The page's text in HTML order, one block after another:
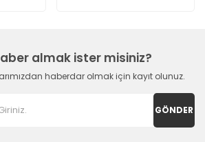
almak ister misiniz?
haberdar olmak için kayıt olunuz.
GÖNDER